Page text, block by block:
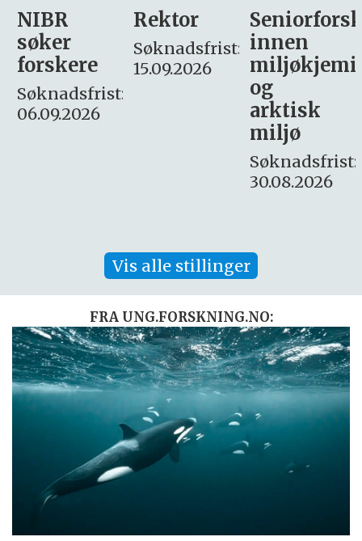
Rektor
Søknadsfrist:
15.09.2026
Seniorforsker
innen
miljøkjemi
søker
– fast
Søknadsfrist:
16. august.
Vis alle stillinger
FRA UNG.FORSKNING.NO: